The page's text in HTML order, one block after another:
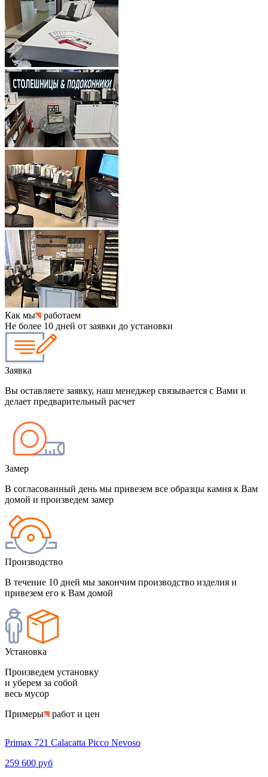
Как мы
работаем
Не более 10 дней от заявки до установки
Заявка
Вы оставляете заявку, наш менеджер связывается с Вами и
делает предварительный расчет
Замер
В согласованный день мы привезем все образцы камня к Вам
домой и произведем замер
Производство
В течение 10 дней мы закончим производство изделия и
привезем его к Вам домой
Установка
Произведем установку
и уберем за собой
весь мусор
Примеры
работ и цен
Primax 721 Calacatta Picco Nevoso
259 600 руб